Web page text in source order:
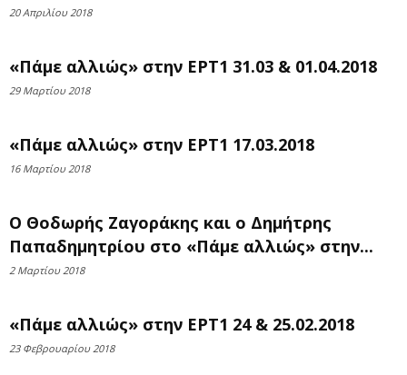
20 Απριλίου 2018
«Πάμε αλλιώς» στην ΕΡΤ1 31.03 & 01.04.2018
29 Μαρτίου 2018
«Πάμε αλλιώς» στην ΕΡΤ1 17.03.2018
16 Μαρτίου 2018
Ο Θοδωρής Ζαγοράκης και ο Δημήτρης
Παπαδημητρίου στο «Πάμε αλλιώς» στην...
2 Μαρτίου 2018
«Πάμε αλλιώς» στην ΕΡΤ1 24 & 25.02.2018
23 Φεβρουαρίου 2018